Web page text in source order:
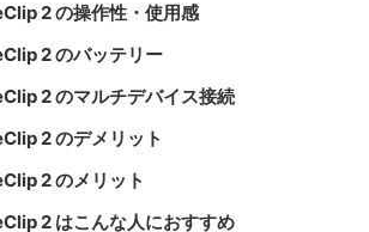
2 の操作性・使用感
2 のバッテリー
2 のマルチデバイス接続
2 のデメリット
2 のメリット
2 はこんな人におすすめ